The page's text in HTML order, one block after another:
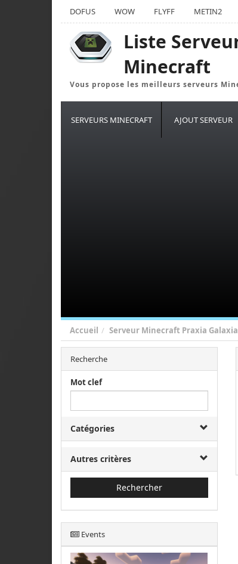
DOFUS WOW FLYFF METIN2
Liste
Minecraft
Vous propose les meilleurs serveurs
SERVEURS MINECRAFT AJOUT SERVEUR
Accueil Serveur Minecraft Praxia Galaxia
Recherche
Mot clef
Catégories
Autres critères
Rechercher
Events